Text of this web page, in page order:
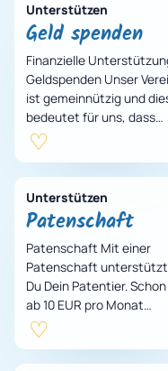
Unterstützen
Geld spenden
Finanzielle
Geldspenden Unser
ist gemeinnützig und
bedeutet für uns, dass
unser Erhalt sich
ausschließlich durch
Spenden und Sachzuw…
Unterstützen
Patenschaft
Patenschaft Mit einer
Patenschaft unterstützt
Du Dein Patentier. Schon
ab 10 EUR pro Monat
unterstützt Du Dein
Patentier. Gerne darfst Du
Dein Patentier einmal…